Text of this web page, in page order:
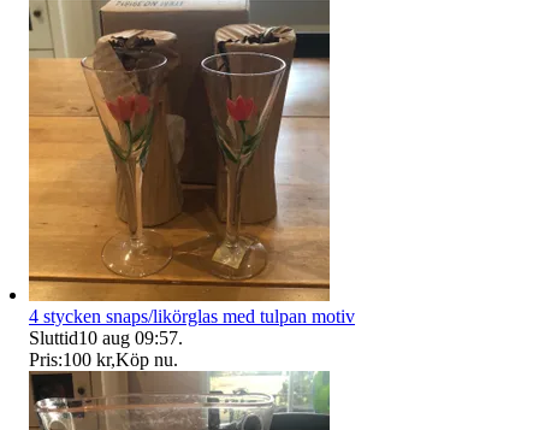
4 stycken snaps/likörglas med tulpan motiv
Sluttid10 aug 09:57.
Pris:100 kr,Köp nu.